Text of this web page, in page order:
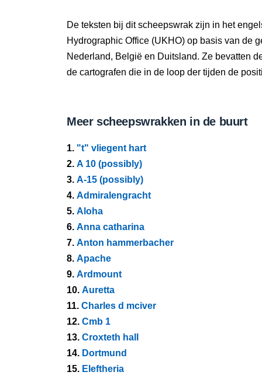
De teksten bij dit scheepswrak zijn in het
Hydrographic Office (UKHO) op basis van de
Nederland, België en Duitsland. Ze bevatten
de cartografen die in de loop der tijden de
Meer scheepswrakken in de buurt
1. "t" vliegent hart
2. A 10 (possibly)
3. A-15 (possibly)
4. Admiralengracht
5. Aloha
6. Anna catharina
7. Anton hammerbacher
8. Apache
9. Ardmount
10. Auretta
11. Charles d mciver
12. Cmb 1
13. Croxteth hall
14. Dortmund
15. Eleftheria